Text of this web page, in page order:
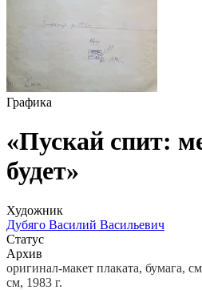
Графика
«Пускай спит:
будет»
Художник
Дубяго Василий Васильевич
Статус
Архив
оригинал-макет плаката, бумага,
см, 1983 г.